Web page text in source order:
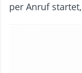
per Anruf